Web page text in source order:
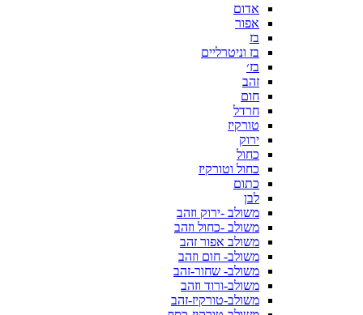
אדום
אפור
בז
בז וניטרליים
בז׳
זהב
חום
חרדל
טורקיז
ירוק
כחול
כחול וטורקיז
כתום
לבן
משולב -ירוק וזהב
משולב -כחול וזהב
משולב אפור זהב
משולב- חום וזהב
משולב- שחור-זהב
משולב-ורוד וזהב
משולב-טורקיז-זהב